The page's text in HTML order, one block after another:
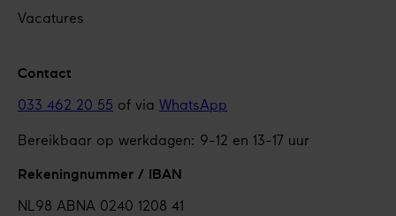
Vacatures
Contact
033 462 20 55 of via WhatsApp
Bereikbaar op werkdagen: 9-12 en 13-17 uur
Rekeningnummer / IBAN
NL98 ABNA 0240 1208 41